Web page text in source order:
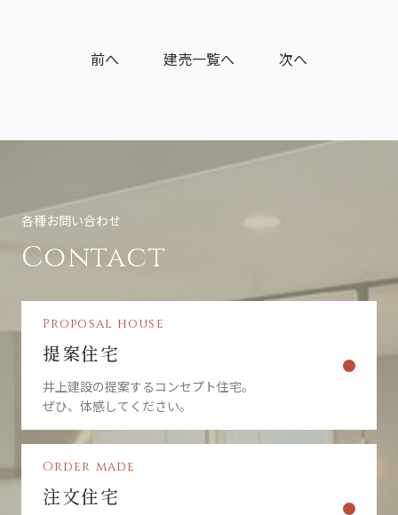
前へ 建売一覧へ 次へ
各種お問い合わせ
Contact
Proposal house
提案住宅
井上建設の提案するコンセプト住宅。
ぜひ、体感してください。
Order made
注文住宅